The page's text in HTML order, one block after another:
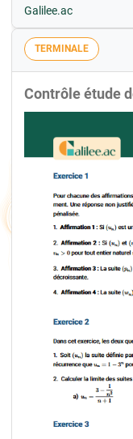
Galilee.ac
TERMINALE
Contrôle étude